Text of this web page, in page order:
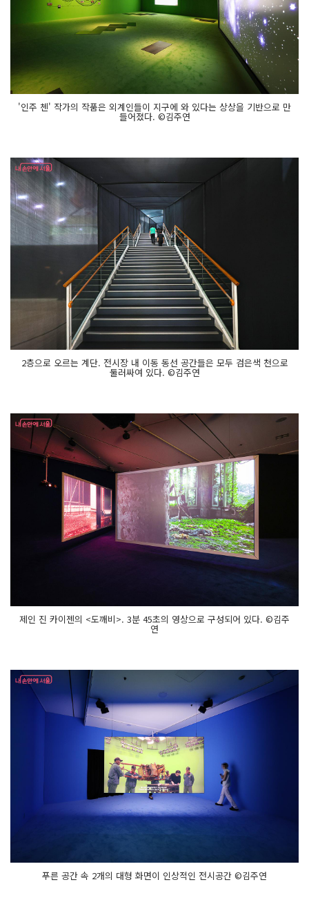
'인주 첸' 작가의 작품은 외계인들이 지구에 와 있다는 상상을 기반으로 만
들어졌다. ©김주연
2층으로 오르는 계단. 전시장 내 이동 동선 공간들은 모두 검은색 천으로
둘러싸여 있다. ©김주연
제인 진 카이젠의 <도깨비>. 3분 45초의 영상으로 구성되어 있다. ©김주
연
푸른 공간 속 2개의 대형 화면이 인상적인 전시공간 ©김주연